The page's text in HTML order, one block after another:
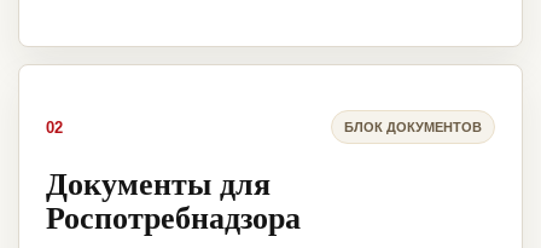
02 БЛОК ДОКУМЕНТОВ
Документы для
Роспотребнадзора